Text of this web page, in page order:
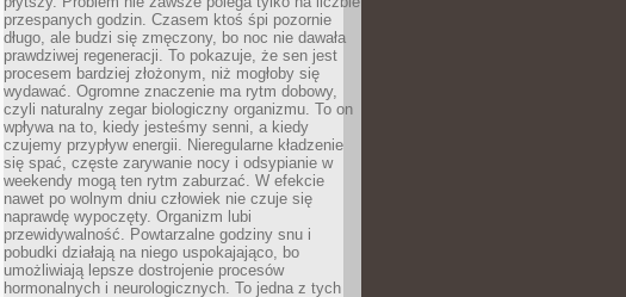
przespanych godzin. Czasem ktoś śpi pozornie
długo, ale budzi się zmęczony, bo noc nie dawała
prawdziwej regeneracji. To pokazuje, że sen jest
procesem bardziej złożonym, niż mogłoby się
wydawać. Ogromne znaczenie ma rytm dobowy,
czyli naturalny zegar biologiczny organizmu. To on
wpływa na to, kiedy jesteśmy senni, a kiedy
czujemy przypływ energii. Nieregularne kładzenie
się spać, częste zarywanie nocy i odsypianie w
weekendy mogą ten rytm zaburzać. W efekcie
nawet po wolnym dniu człowiek nie czuje się
naprawdę wypoczęty. Organizm lubi
przewidywalność. Powtarzalne godziny snu i
pobudki działają na niego uspokajająco, bo
umożliwiają lepsze dostrojenie procesów
hormonalnych i neurologicznych. To jedna z tych